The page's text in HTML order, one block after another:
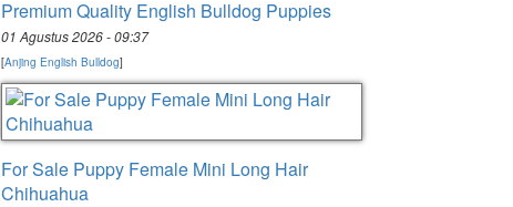
Premium Quality English Bulldog Puppies
01 Agustus 2026 - 09:37
[Anjing English Bulldog]
For Sale Puppy Female Mini Long Hair
Chihuahua